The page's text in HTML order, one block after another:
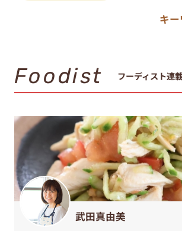
キ
Foodist フーディスト連
武田真由美